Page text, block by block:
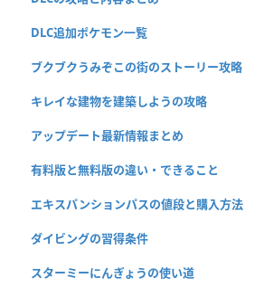
DLC追加ポケモン一覧
ブクブクうみぞこの街のストーリー攻略
キレイな建物を建築しようの攻略
アップデート最新情報まとめ
有料版と無料版の違い・できること
エキスパンションパスの値段と購入方法
ダイビングの習得条件
スターミーにんぎょうの使い道